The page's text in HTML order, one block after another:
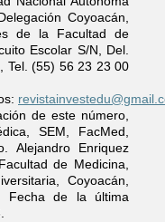
Coyoacán,
de la Facultad de
Escolar S/N, Del.
Tel. (55) 56 23 23 00
de este número,
SEM, FacMed,
Alejandro Enriquez
de Medicina,
Coyoacán,
Fecha de la última